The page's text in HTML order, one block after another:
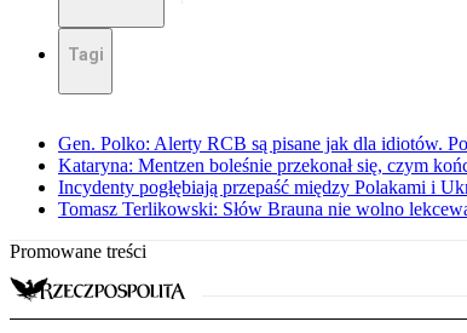
Tagi
Gen. Polko: Alerty RCB są pisane jak dla idiotów.
Kataryna: Mentzen boleśnie przekonał się, czym
Incydenty pogłębiają przepaść między Polakami i
Tomasz Terlikowski: Słów Brauna nie wolno
Promowane treści